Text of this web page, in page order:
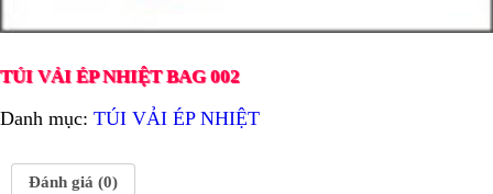
TÚI VẢI ÉP NHIỆT BAG 002
Danh mục: TÚI VẢI ÉP NHIỆT
Đánh giá (0)